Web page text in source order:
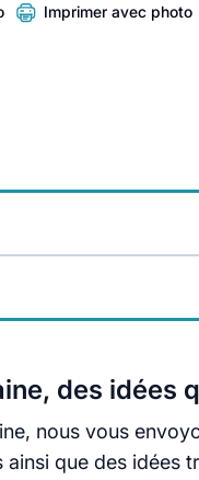
Imprimer avec photo
des idées
nous vous
ainsi que des idées